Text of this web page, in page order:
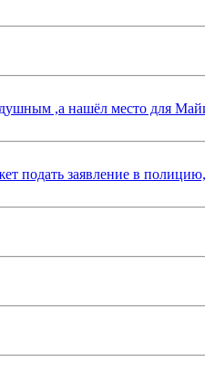
,а нашёл место для
заявление в полицию,